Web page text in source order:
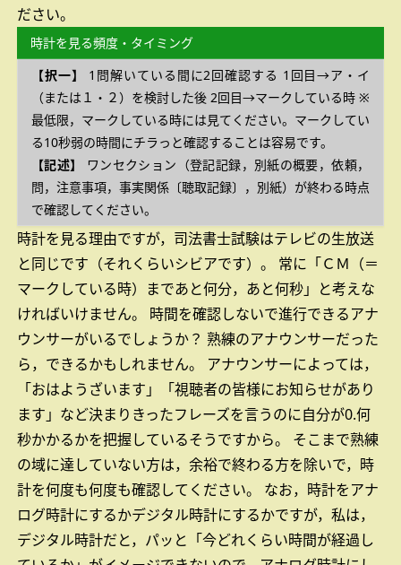
ださい。
時計を見る頻度・タイミング
【択一】
1問解いている間に2回確認する 1回目→ア・イ
（または１・２）を検討した後 2回目→マークしている時 ※
最低限，マークしている時には見てください。マークしてい
る10秒弱の時間にチラっと確認することは容易です。
【記述】
ワンセクション（登記記録，別紙の概要，依頼，
問，注意事項，事実関係〔聴取記録〕，別紙）が終わる時点
で確認してください。
時計を見る理由ですが，司法書士試験はテレビの生放送
と同じです（それくらいシビアです）。
常に「ＣＭ（＝
マークしている時）まであと何分，あと何秒」と考えな
ければいけません。
時間を確認しないで進行できるアナ
ウンサーがいるでしょうか？ 熟練のアナウンサーだった
ら，できるかもしれません。
アナウンサーによっては，
「おはようざいます」「視聴者の皆様にお知らせがあり
ます」など決まりきったフレーズを言うのに自分が0.何
秒かかるかを把握しているそうですから。
そこまで熟練
の域に達していない方は，余裕で終わる方を除いで，時
計を何度も何度も確認してください。
なお，時計をアナ
ログ時計にするかデジタル時計にするかですが，私は，
デジタル時計だと，パッと「今どれくらい時間が経過し